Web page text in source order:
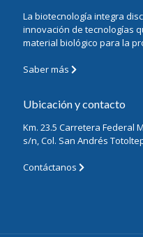
La biotecnología integra
innovación de tecnologías
material biológico para la
Saber más
Ubicación y contacto
Km. 23.5 Carretera Federal
s/n, Col. San Andrés
Contáctanos